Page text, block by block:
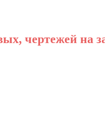
чертежей на